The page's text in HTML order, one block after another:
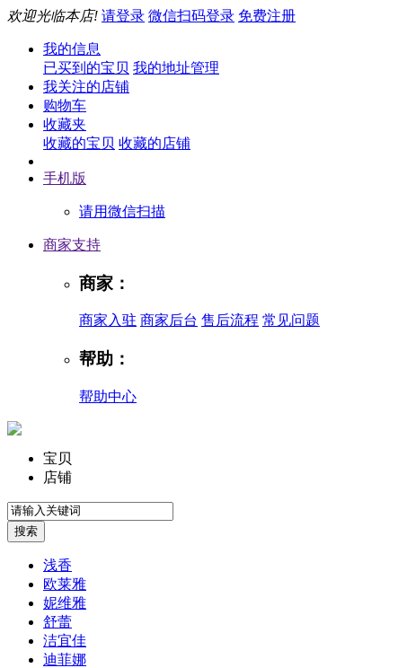
欢迎光临本店! 请登录 微信扫码登录 免费注册
我的信息
已买到的宝贝 我的地址管理
我关注的店铺
购物车
收藏夹
收藏的宝贝 收藏的店铺
手机版
请用微信扫描
商家支持
商家：
商家入驻 商家后台 售后流程 常见问题
帮助：
帮助中心
宝贝
店铺
浅香
欧莱雅
妮维雅
舒蕾
洁宜佳
迪菲娜